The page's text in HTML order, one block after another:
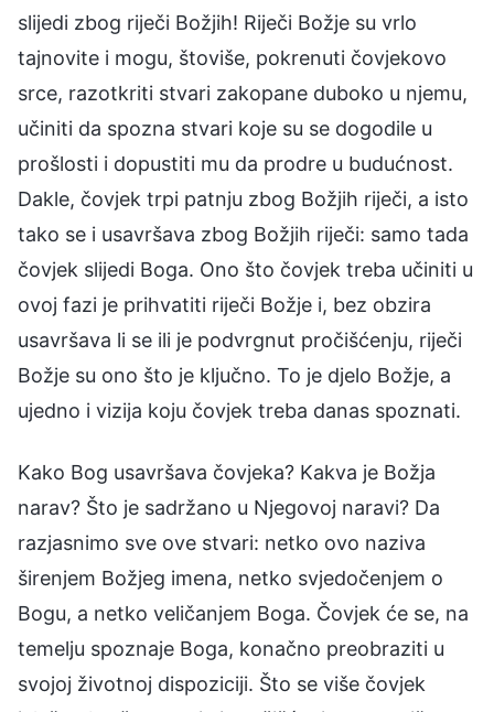
slijedi zbog riječi Božjih! Riječi Božje su vrlo
tajnovite i mogu, štoviše, pokrenuti čovjekovo
srce, razotkriti stvari zakopane duboko u njemu,
učiniti da spozna stvari koje su se dogodile u
prošlosti i dopustiti mu da prodre u budućnost.
Dakle, čovjek trpi patnju zbog Božjih riječi, a isto
tako se i usavršava zbog Božjih riječi: samo tada
čovjek slijedi Boga. Ono što čovjek treba učiniti u
ovoj fazi je prihvatiti riječi Božje i, bez obzira
usavršava li se ili je podvrgnut pročišćenju, riječi
Božje su ono što je ključno. To je djelo Božje, a
ujedno i vizija koju čovjek treba danas spoznati.
Kako Bog usavršava čovjeka? Kakva je Božja
narav? Što je sadržano u Njegovoj naravi? Da
razjasnimo sve ove stvari: netko ovo naziva
širenjem Božjeg imena, netko svjedočenjem o
Bogu, a netko veličanjem Boga. Čovjek će se, na
temelju spoznaje Boga, konačno preobraziti u
svojoj životnoj dispoziciji. Što se više čovjek